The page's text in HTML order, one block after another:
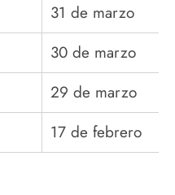
31 de marzo
30 de marzo
29 de marzo
17 de febrero